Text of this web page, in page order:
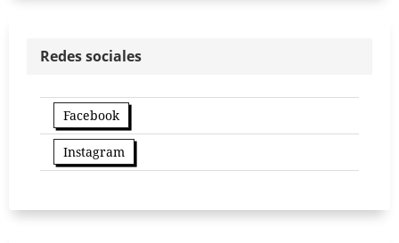
Redes sociales
Facebook
Instagram